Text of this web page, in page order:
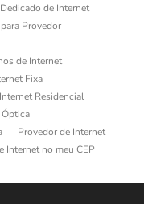
de Internet
Provedor
de Internet
Fixa
Residencial
Provedor de Internet
Internet no meu CEP